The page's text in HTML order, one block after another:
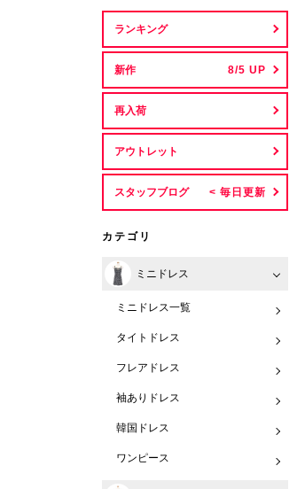
ランキング
新作
再入荷
アウトレット
スタッフブログ
カテゴリ
ミニドレス
ミニドレス一覧
タイトドレス
フレアドレス
袖ありドレス
韓国ドレス
ワンピース